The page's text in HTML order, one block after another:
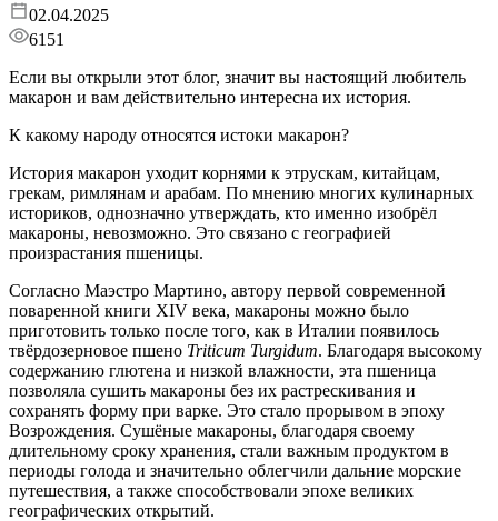
02.04.2025
6151
Если вы открыли этот блог, значит вы настоящий любитель
макарон и вам действительно интересна их история.
К какому народу относятся истоки макарон?
История макарон уходит корнями к этрускам, китайцам,
грекам, римлянам и арабам. По мнению многих кулинарных
историков, однозначно утверждать, кто именно изобрёл
макароны, невозможно. Это связано с географией
произрастания пшеницы.
Согласно Маэстро Мартино, автору первой современной
поваренной книги XIV века, макароны можно было
приготовить только после того, как в Италии появилось
твёрдозерновое пшено Triticum Turgidum. Благодаря высокому
содержанию глютена и низкой влажности, эта пшеница
позволяла сушить макароны без их растрескивания и
сохранять форму при варке. Это стало прорывом в эпоху
Возрождения. Сушёные макароны, благодаря своему
длительному сроку хранения, стали важным продуктом в
периоды голода и значительно облегчили дальние морские
путешествия, а также способствовали эпохе великих
географических открытий.